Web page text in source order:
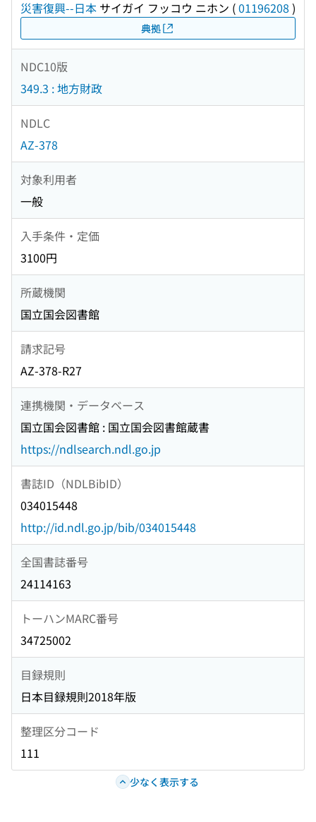
災害復興--日本 サイガイ フッコウ ニホン (01196208 )
典拠
NDC10版
349.3 : 地方財政
NDLC
AZ-378
対象利用者
一般
入手条件・定価
3100円
所蔵機関
国立国会図書館
請求記号
AZ-378-R27
連携機関・データベース
国立国会図書館 : 国立国会図書館蔵書
https://ndlsearch.ndl.go.jp
書誌ID（NDLBibID）
034015448
http://id.ndl.go.jp/bib/034015448
全国書誌番号
24114163
トーハンMARC番号
34725002
目録規則
日本目録規則2018年版
整理区分コード
111
少なく表示する